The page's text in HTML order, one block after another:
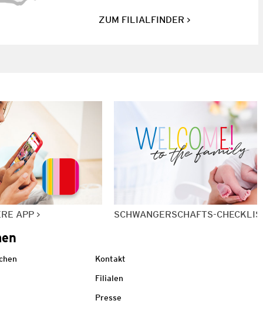
ZUM FILIALFINDER
APP SCHWANGERSCHAFTS-
Kontakt
Filialen
Presse